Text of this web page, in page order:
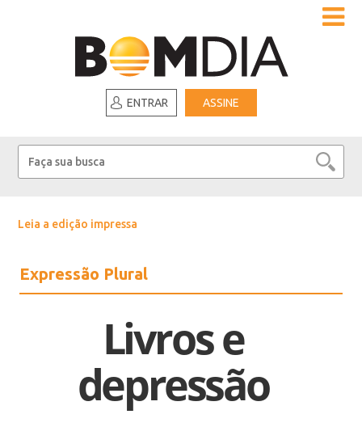
ENTRAR ASSINE
Leia a edição impressa
Expressão Plural
Livros e
depressão